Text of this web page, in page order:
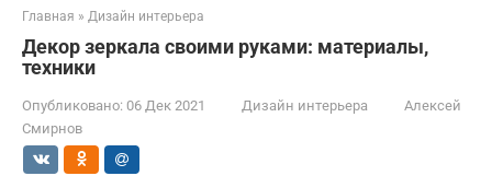
Главная » Дизайн интерьера
Декор зеркала своими руками: материалы,
техники
Опубликовано: 06 Дек 2021 Дизайн интерьера
Алексей
Смирнов